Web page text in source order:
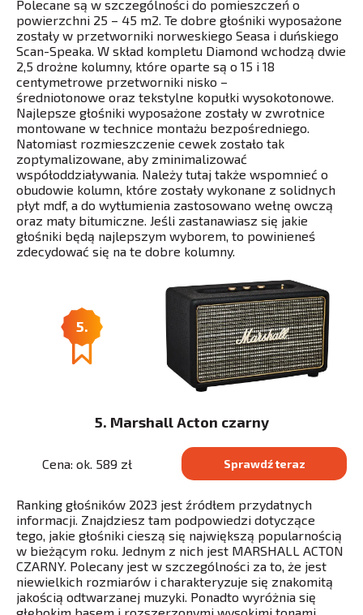
Polecane są w szczególności do pomieszczeń o
powierzchni 25 – 45 m2. Te dobre głośniki wyposażone
zostały w przetworniki norweskiego Seasa i duńskiego
Scan-Speaka. W skład kompletu Diamond wchodzą dwie
2,5 drożne kolumny, które oparte są o 15 i 18
centymetrowe przetworniki nisko –
średniotonowe oraz tekstylne kopułki wysokotonowe.
Najlepsze głośniki wyposażone zostały w zwrotnice
montowane w technice montażu bezpośredniego.
Natomiast rozmieszczenie cewek zostało tak
zoptymalizowane, aby zminimalizować
współoddziaływania. Należy tutaj także wspomnieć o
obudowie kolumn, które zostały wykonane z solidnych
płyt mdf, a do wytłumienia zastosowano wełnę owczą
oraz maty bitumiczne. Jeśli zastanawiasz się jakie
głośniki będą najlepszym wyborem, to powinieneś
zdecydować się na te dobre kolumny.
5.
5. Marshall Acton czarny
Cena: ok. 589 zł Sprawdź teraz
Ranking głośników 2023 jest źródłem przydatnych
informacji. Znajdziesz tam podpowiedzi dotyczące
tego, jakie głośniki cieszą się największą popularnością
w bieżącym roku. Jednym z nich jest MARSHALL ACTON
CZARNY. Polecany jest w szczególności za to, że jest
niewielkich rozmiarów i charakteryzuje się znakomitą
jakością odtwarzanej muzyki. Ponadto wyróżnia się